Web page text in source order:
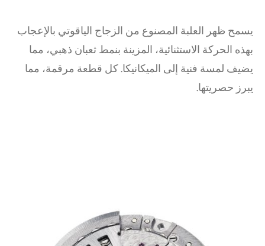
يسمح ظهر العلبة المصنوع من الزجاج الياقوتي بالإعجاب
بهذه الحركة الاستثنائية، المزينة بنمط ثعبان ذهبي، مما
يضيف لمسة فنية إلى الميكانيكا. كل قطعة مرقمة، مما
يبرز حصريتها.